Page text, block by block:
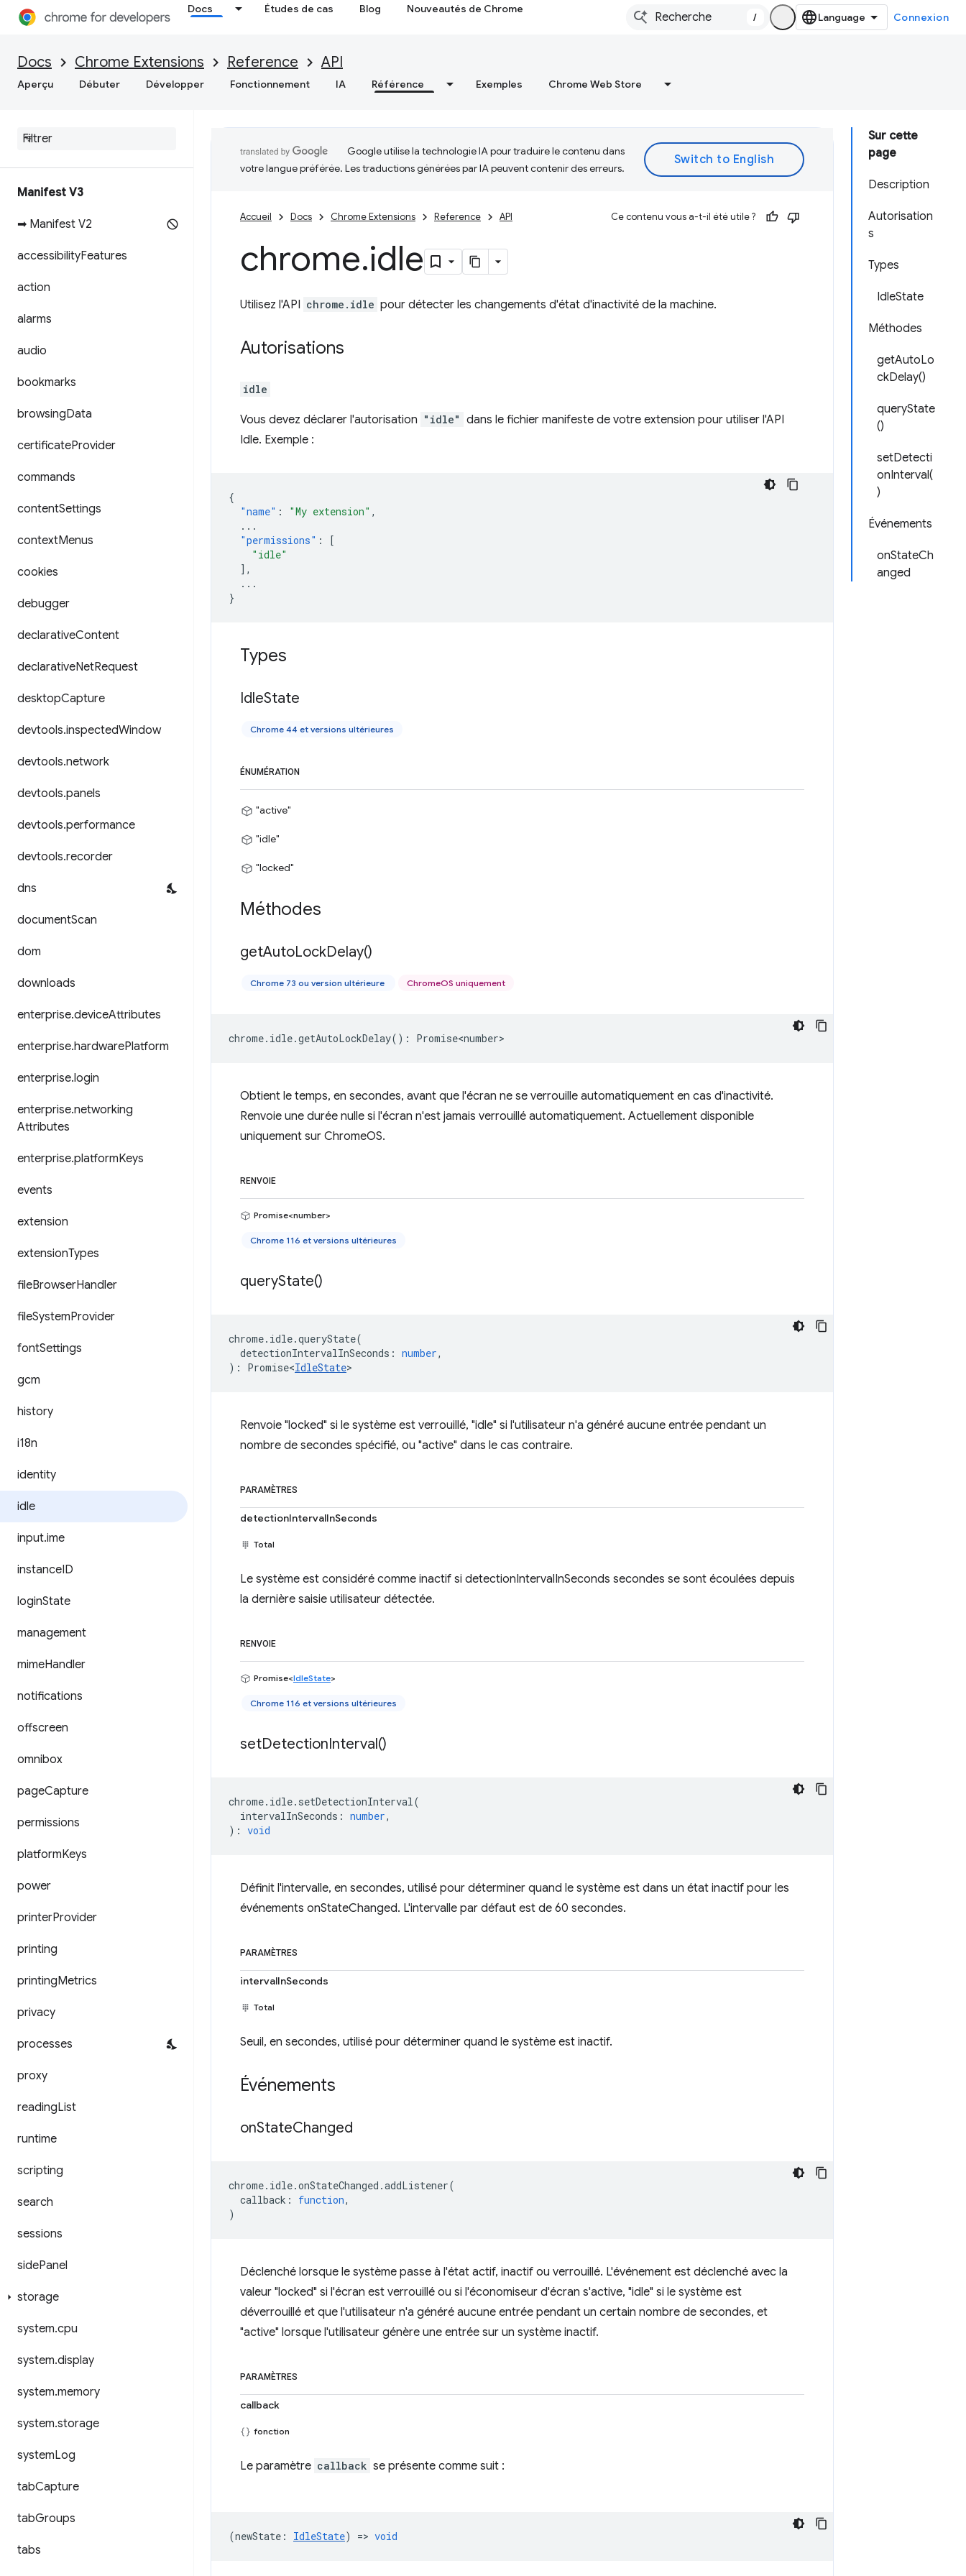
Docs Études de cas Blog Nouveautés de Chrome
/ Connexion
Docs Chrome Extensions Reference API
Aperçu Débuter Développer Fonctionnement IA Référence Exemples Chrome Web Store
Manifest V3
➡ Manifest V2
accessibilityFeatures
action
alarms
audio
bookmarks
browsingData
certificateProvider
commands
contentSettings
contextMenus
cookies
debugger
declarativeContent
declarativeNetRequest
desktopCapture
devtools.inspectedWindow
devtools.network
devtools.panels
devtools.performance
devtools.recorder
dns
documentScan
dom
downloads
enterprise.deviceAttributes
enterprise.hardwarePlatform
enterprise.login
enterprise.networking
Attributes
enterprise.platformKeys
events
extension
extensionTypes
fileBrowserHandler
fileSystemProvider
fontSettings
gcm
history
i18n
identity
idle
input.ime
instanceID
loginState
management
mimeHandler
notifications
offscreen
omnibox
pageCapture
permissions
platformKeys
power
printerProvider
printing
printingMetrics
privacy
processes
proxy
readingList
runtime
scripting
search
sessions
sidePanel
storage
system.cpu
system.display
system.memory
system.storage
systemLog
tabCapture
tabGroups
tabs
Sur cette
page
Description
Autorisation
s
Types
IdleState
Méthodes
getAutoLo
ckDelay()
queryState
()
setDetecti
onInterval(
)
Événements
onStateCh
anged
Google utilise la technologie IA pour traduire le contenu dans
votre langue préférée. Les traductions générées par IA peuvent contenir des erreurs.
Accueil Docs Chrome Extensions Reference API Ce contenu vous a-t-il été utile ?
chrome.idle
Utilisez l'API chrome.idle pour détecter les changements d'état d'inactivité de la machine.
Autorisations
idle
Vous devez déclarer l'autorisation "idle" dans le fichier manifeste de votre extension pour utiliser l'API
Idle. Exemple :
{
"name" : "My extension" ,
...
"permissions" :
[
"idle"
],
...
}
Types
IdleState
Chrome 44 et versions ultérieures
ÉNUMÉRATION
"active"
"idle"
"locked"
Méthodes
getAutoLockDelay()
Chrome 73 ou version ultérieure ChromeOS uniquement
chrome. idle.getAutoLockDelay() : Promise<number>
Obtient le temps, en secondes, avant que l'écran ne se verrouille automatiquement en cas d'inactivité.
Renvoie une durée nulle si l'écran n'est jamais verrouillé automatiquement. Actuellement disponible
uniquement sur ChromeOS.
RENVOIE
Promise<number>
Chrome 116 et versions ultérieures
queryState()
chrome. idle.queryState(
detectionIntervalInSeconds : number,
) : Promise<IdleState>
Renvoie "locked" si le système est verrouillé, "idle" si l'utilisateur n'a généré aucune entrée pendant un
nombre de secondes spécifié, ou "active" dans le cas contraire.
PARAMÈTRES
detectionIntervalInSeconds
Total
Le système est considéré comme inactif si detectionIntervalInSeconds secondes se sont écoulées depuis
la dernière saisie utilisateur détectée.
RENVOIE
Promise<IdleState>
Chrome 116 et versions ultérieures
setDetectionInterval()
chrome. idle. setDetectionInterval(
intervalInSeconds : number,
) : void
Définit l'intervalle, en secondes, utilisé pour déterminer quand le système est dans un état inactif pour les
événements onStateChanged. L'intervalle par défaut est de 60 secondes.
PARAMÈTRES
intervalInSeconds
Total
Seuil, en secondes, utilisé pour déterminer quand le système est inactif.
Événements
onStateChanged
chrome. idle.onStateChanged .addListener(
callback : function,
)
Déclenché lorsque le système passe à l'état actif, inactif ou verrouillé. L'événement est déclenché avec la
valeur "locked" si l'écran est verrouillé ou si l'économiseur d'écran s'active, "idle" si le système est
déverrouillé et que l'utilisateur n'a généré aucune entrée pendant un certain nombre de secondes, et
"active" lorsque l'utilisateur génère une entrée sur un système inactif.
PARAMÈTRES
callback
fonction
Le paramètre callback se présente comme suit :
(newState : IdleState) => void